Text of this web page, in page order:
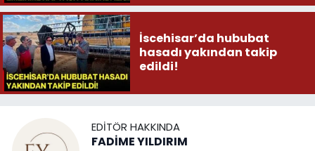
İscehisar’da hububat
hasadı yakından takip
edildi!
EDITÖR HAKKINDA
FADİME YILDIRIM